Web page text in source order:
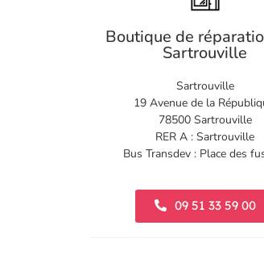
Boutique de
Sartrouville
Sartrouville
19 Avenue de la
78500 Sartrouville
RER A : Sartrouville
Bus Transdev : Place des
09 51 33 59 00